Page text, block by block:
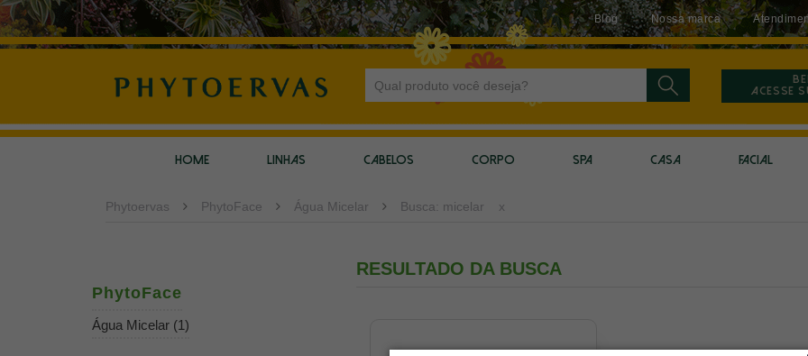
Blog Nossa marca
Acesse
HOME LINHAS CABELOS CORPO SPA CASA FACIAL
Phytoervas PhytoFace Água Micelar Busca: micelar x
PhytoFace
Água Micelar (1)
RESULTADO DA BUSCA